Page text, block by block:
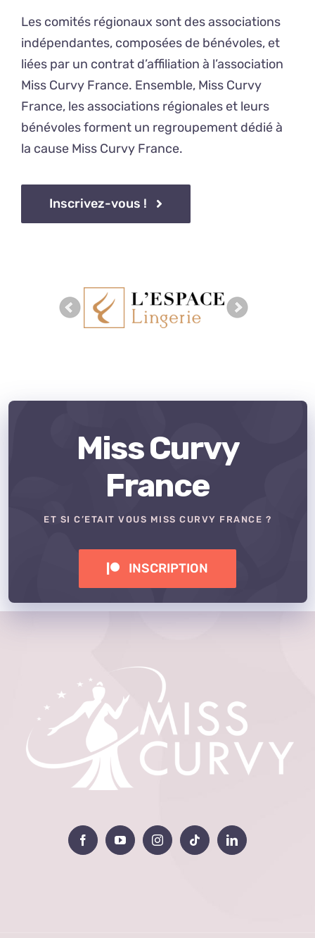
Les comités régionaux sont des associations
indépendantes, composées de bénévoles, et
liées par un contrat d’affiliation à l’association
Miss Curvy France. Ensemble, Miss Curvy
France, les associations régionales et leurs
bénévoles forment un regroupement dédié à
la cause Miss Curvy France.
Inscrivez-vous !
Miss Curvy
France
ET SI C’ETAIT VOUS MISS CURVY FRANCE ?
INSCRIPTION